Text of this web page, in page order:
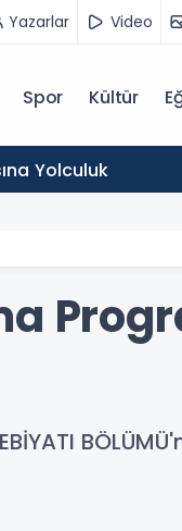
Yazarlar Video
Spor Kültür
Yolculuk